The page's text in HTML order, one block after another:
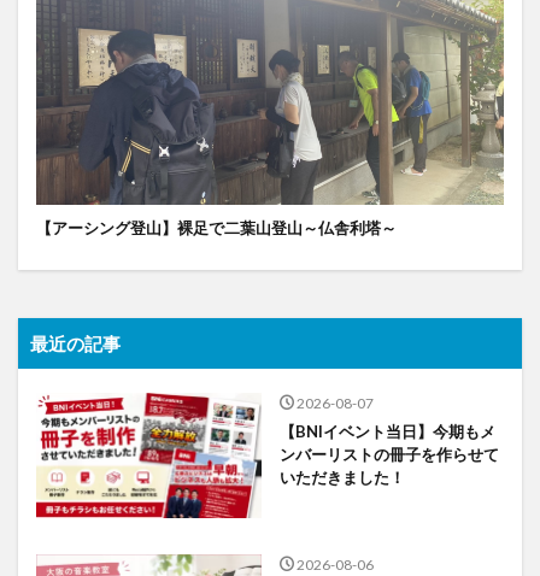
【アーシング登山】裸足で二葉山登山～仏舎利塔～
最近の記事
2026-08-07
【BNIイベント当日】今期もメ
ンバーリストの冊子を作らせて
いただきました！
2026-08-06